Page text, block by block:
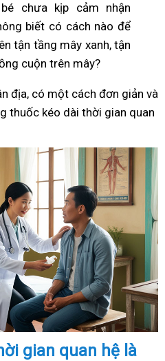
chưa kịp cảm nhận
biết có cách nào để
tận tầng mây xanh, tận
cuộn trên mây?
địa, có một cách đơn giản và
thuốc kéo dài thời gian quan
gian quan hệ là